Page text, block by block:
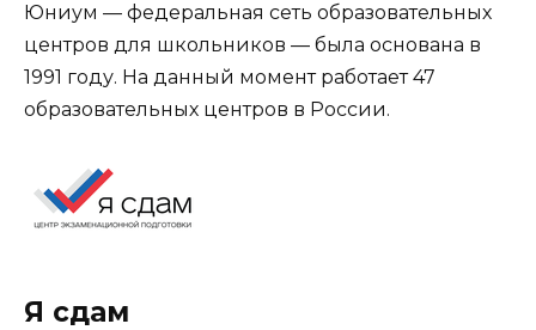
Юниум — федеральная сеть образовательных
центров для школьников — была основана в
1991 году. На данный момент работает 47
образовательных центров в России.
Я сдам